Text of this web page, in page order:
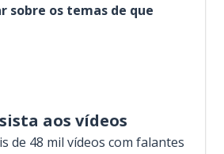
sobre os temas de que
aos vídeos
de 48 mil vídeos com falantes